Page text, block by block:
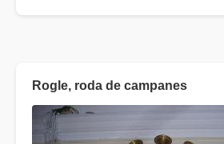
Rogle, roda de campanes